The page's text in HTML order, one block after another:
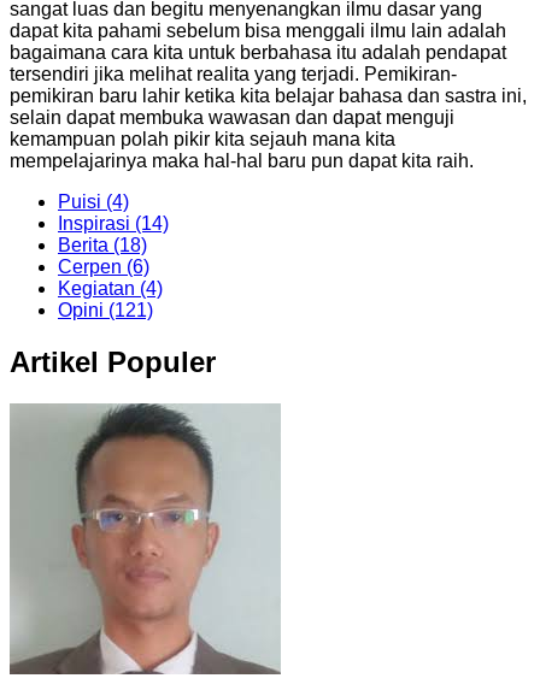
sangat luas dan begitu menyenangkan ilmu dasar yang
dapat kita pahami sebelum bisa menggali ilmu lain adalah
bagaimana cara kita untuk berbahasa itu adalah pendapat
tersendiri jika melihat realita yang terjadi. Pemikiran-
pemikiran baru lahir ketika kita belajar bahasa dan sastra ini,
selain dapat membuka wawasan dan dapat menguji
kemampuan polah pikir kita sejauh mana kita
mempelajarinya maka hal-hal baru pun dapat kita raih.
Puisi (4)
Inspirasi (14)
Berita (18)
Cerpen (6)
Kegiatan (4)
Opini (121)
Artikel Populer